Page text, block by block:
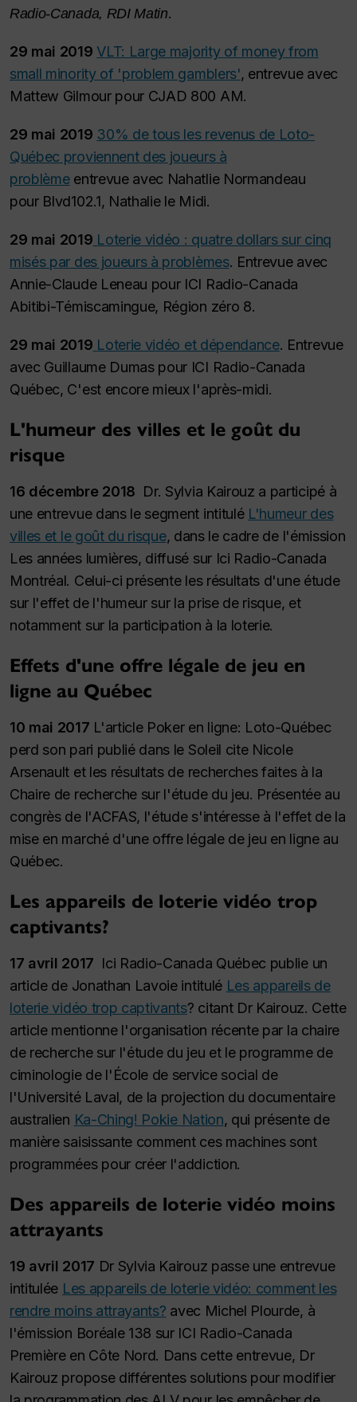
Radio-Canada, RDI Matin.
29 mai 2019VLT: Large majority of money from
small minority of 'problem gamblers', entrevue avec
Mattew Gilmour pour CJAD 800 AM.
29 mai 2019 30% de tous les revenus de Loto-
Québec proviennent des joueurs à
problèmeentrevue avec Nahatlie Normandeau
pour Blvd102.1, Nathalie le Midi.
29 mai 2019 Loterie vidéo : quatre dollars sur cinq
misés par des joueurs à problèmes. Entrevue avec
Annie-Claude Leneau pour ICI Radio-Canada
Abitibi-Témiscamingue, Région zéro 8.
29 mai 2019 Loterie vidéo et dépendance. Entrevue
avec Guillaume Dumas pour ICI Radio-Canada
Québec, C'est encore mieux l'après-midi.
L'humeur des villes et le goût du
risque
16 décembre 2018 Dr. Sylvia Kairouz a participé à
une entrevue dans le segment intitulé L'humeur des
villes et le goût du risque, dans le cadre de l'émission
Les années lumières, diffusé sur Ici Radio-Canada
Montréal. Celui-ci présente les résultats d'une étude
sur l'effet de l'humeur sur la prise de risque, et
notamment sur la participation à la loterie.
Effets d'une offre légale de jeu en
ligne au Québec
10 mai 2017 L'article Poker en ligne: Loto-Québec
perd son pari publié dans le Soleil cite Nicole
Arsenault et les résultats de recherches faites à la
Chaire de recherche sur l'étude du jeu. Présentée au
congrès de l'ACFAS, l'étude s'intéresse à l'effet de la
mise en marché d'une offre légale de jeu en ligne au
Québec.
Les appareils de loterie vidéo trop
captivants?
17 avril 2017 Ici Radio-Canada Québec publie un
article de Jonathan Lavoie intitulé Les appareils de
loterie vidéo trop captivants? citant Dr Kairouz. Cette
article mentionne l'organisation récente par la chaire
de recherche sur l'étude du jeu et le programme de
ciminologie de l'École de service social de
l'Université Laval, de la projection du documentaire
australien Ka-Ching! Pokie Nation, qui présente de
manière saisissante comment ces machines sont
programmées pour créer l'addiction.
Des appareils de loterie vidéo moins
attrayants
19 avril 2017 Dr Sylvia Kairouz passe une entrevue
intitulée Les appareils de loterie vidéo: comment les
rendre moins attrayants? avec Michel Plourde, à
l'émission Boréale 138 sur ICI Radio-Canada
Première en Côte Nord. Dans cette entrevue, Dr
Kairouz propose différentes solutions pour modifier